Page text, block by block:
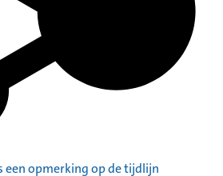
een opmerking op de tijdlijn